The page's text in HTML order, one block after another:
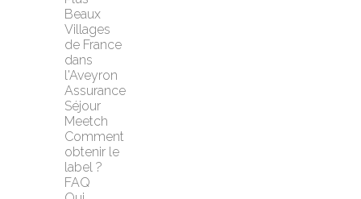
Beaux
Villages
de France
dans
l'Aveyron
Assurance
Séjour
Meetch
Comment
obtenir le
label ?
FAQ